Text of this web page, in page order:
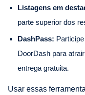
Listagens em
parte superior dos
DashPass:
DoorDash para
entrega gratuita.
Usar essas